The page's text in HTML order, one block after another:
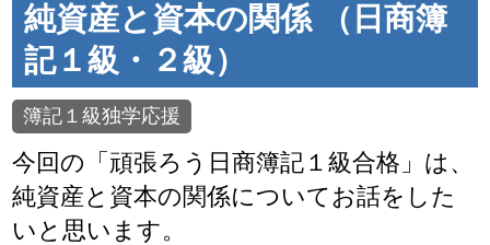
純資産と資本の関係 （日商簿
記１級・２級）
簿記１級独学応援
今回の「頑張ろう日商簿記１級合格」は、
純資産と資本の関係についてお話をした
いと思います。